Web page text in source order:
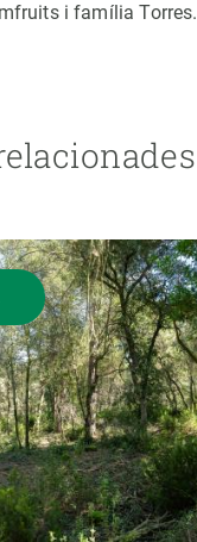
i família Torres.